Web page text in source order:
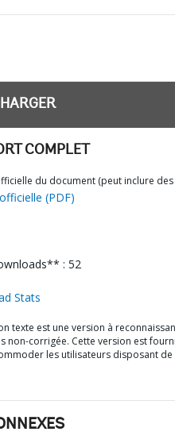
COMPLET
du document (peut inclure
(PDF)
: 52
Stats
texte est une version à
non-corrigée. Cette version est
les utilisateurs disposant